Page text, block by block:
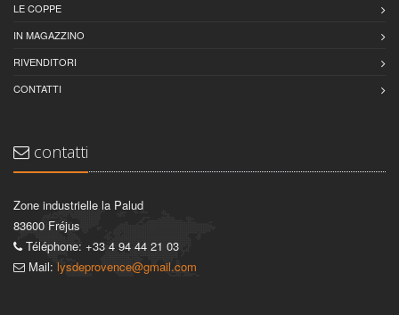
LE COPPE
IN MAGAZZINO
RIVENDITORI
CONTATTI
contatti
Zone industrielle la Palud
83600 Fréjus
Téléphone: +33 4 94 44 21 03
Mail: lysdeprovence@gmail.com